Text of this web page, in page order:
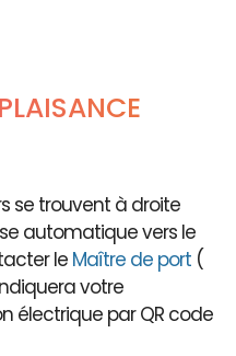
se trouvent à droite
automatique vers le
le Maître de port (
votre
par QR code